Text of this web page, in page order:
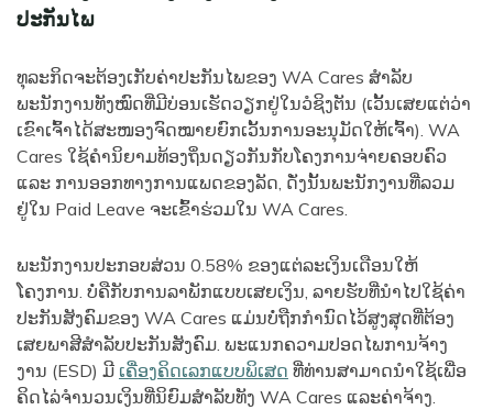
ປະກັນໄພ
ທຸລະກິດຈະຕ້ອງເກັບຄ່າປະກັນໄພຂອງ WA Cares ສໍາລັບ
ພະນັກງານທັງໝົດທີ່ມີບ່ອນເຮັດວຽກຢູ່ໃນວໍຊິງຕັນ (ເວັ້ນເສຍແຕ່ວ່າ
ເຂົາເຈົ້າໄດ້ສະໜອງຈົດໝາຍຍົກເວັ້ນການອະນຸມັດໃຫ້ເຈົ້າ). WA
Cares ໃຊ້ຄໍານິຍາມທ້ອງຖິ່ນດຽວກັນກັບໂຄງການຈ່າຍຄອບຄົວ
ແລະ ການອອກທາງການແພດຂອງລັດ, ດັ່ງນັ້ນພະນັກງານທີ່ລວມ
ຢູ່ໃນ Paid Leave ຈະເຂົ້າຮ່ວມໃນ WA Cares.
ພະນັກງານປະກອບສ່ວນ 0.58% ຂອງແຕ່ລະເງິນເດືອນໃຫ້
ໂຄງການ. ບໍ່ຄືກັບການລາພັກແບບເສຍເງິນ, ລາຍຮັບທີ່ນຳໄປໃຊ້ຄ່າ
ປະກັນສັງຄົມຂອງ WA Cares ແມ່ນບໍ່ຖືກກຳນົດໄວ້ສູງສຸດທີ່ຕ້ອງ
ເສຍພາສີສຳລັບປະກັນສັງຄົມ. ພະແນກຄວາມປອດໄພການຈ້າງ
ງານ (ESD) ມີ ເຄື່ອງຄິດເລກແບບພິເສດ ທີ່ທ່ານສາມາດນໍາໃຊ້ເພື່ອ
ຄິດໄລ່ຈໍານວນເງິນທີ່ນິຍົມສໍາລັບທັງ WA Cares ແລະຄ່າຈ້າງ.